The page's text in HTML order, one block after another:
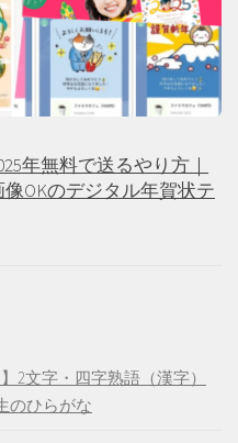
年無料で送るやり方｜
OKのデジタル年賀状テ
2文字・四字熟語（漢字）
のひらがな